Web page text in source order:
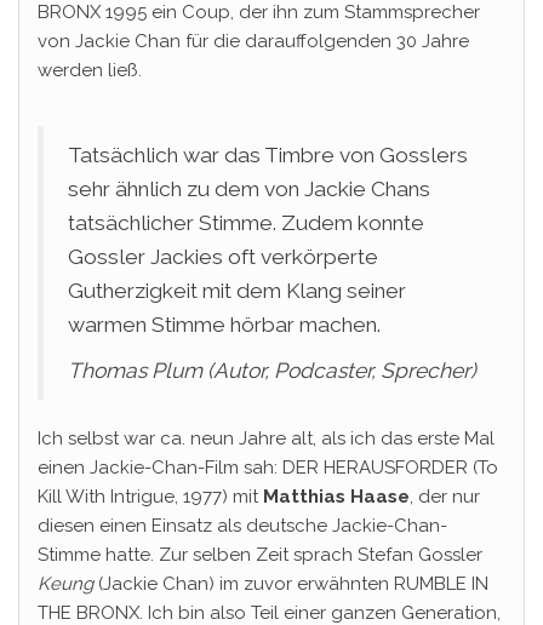
BRONX 1995 ein Coup, der ihn zum Stammsprecher
von Jackie Chan für die darauffolgenden 30 Jahre
werden ließ.
Tatsächlich war das Timbre von Gosslers
sehr ähnlich zu dem von Jackie Chans
tatsächlicher Stimme. Zudem konnte
Gossler Jackies oft verkörperte
Gutherzigkeit mit dem Klang seiner
warmen Stimme hörbar machen.
Thomas Plum (Autor, Podcaster, Sprecher)
Ich selbst war ca. neun Jahre alt, als ich das erste Mal
einen Jackie-Chan-Film sah: DER HERAUSFORDER (To
Kill With Intrigue, 1977) mit Matthias Haase, der nur
diesen einen Einsatz als deutsche Jackie-Chan-
Stimme hatte. Zur selben Zeit sprach Stefan Gossler
Keung (Jackie Chan) im zuvor erwähnten RUMBLE IN
THE BRONX. Ich bin also Teil einer ganzen Generation,